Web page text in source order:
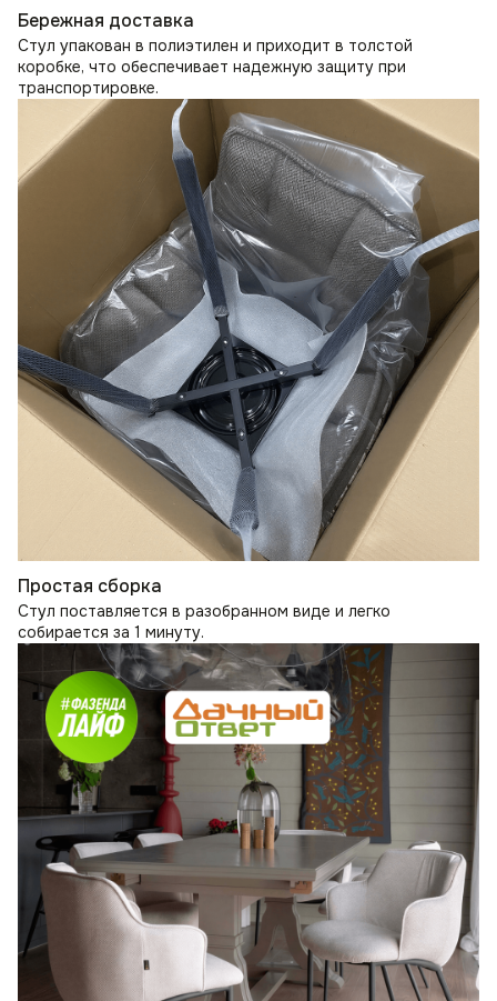
Бережная доставка
Стул упакован в полиэтилен и приходит в толстой
коробке, что обеспечивает надежную защиту при
транспортировке.
Простая сборка
Стул поставляется в разобранном виде и легко
собирается за 1 минуту.